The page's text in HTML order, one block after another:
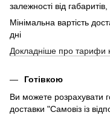
залежності від
Мінімальна вартість
дні
Докладніше про тарифи
Готівкою
Ви можете розрахувати
доставки "Самовіз із